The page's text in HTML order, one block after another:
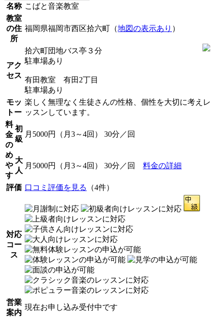
名称 こばと音楽教室
教室
の住
所
福岡県福岡市西区拾六町（地図の表示あり ）
アク
セス
拾六町団地バス亭３分
駐車場あり
有田教室 有田2丁目
駐車場あり
モッ
トー
楽しく無理なく生徒さんの性格、個性を大切に考えレ
ッスンしています。
料
金
の
め
や
す
初
級
月5000円（月3～4回） 30分／回
大
人
月5000円（月3～4回） 30分／回 料金の詳細
評価 口コミ評価を見る （4件）
対応
コー
ス
営業
案内
現在お申し込み受付中です